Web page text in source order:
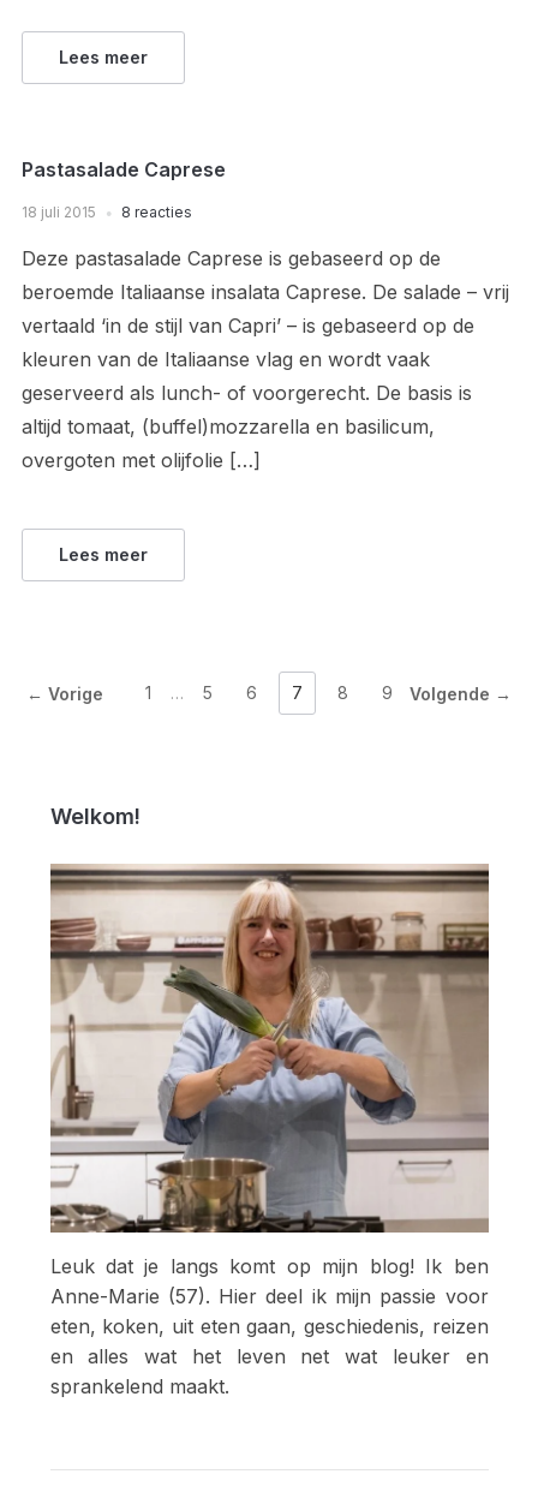
Lees meer
Pastasalade Caprese
18 juli 2015 8 reacties
Deze pastasalade Caprese is gebaseerd op de
beroemde Italiaanse insalata Caprese. De salade – vrij
vertaald ‘in de stijl van Capri’ – is gebaseerd op de
kleuren van de Italiaanse vlag en wordt vaak
geserveerd als lunch- of voorgerecht. De basis is
altijd tomaat, (buffel)mozzarella en basilicum,
overgoten met olijfolie […]
Lees meer
← Vorige 1 … 5 6 7 8 9 Volgende →
Welkom!
Leuk dat je langs komt op mijn blog! Ik ben
Anne-Marie (57). Hier deel ik mijn passie voor
eten, koken, uit eten gaan, geschiedenis, reizen
en alles wat het leven net wat leuker en
sprankelend maakt.